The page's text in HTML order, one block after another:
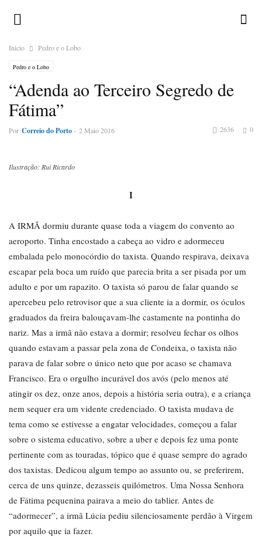
Inicio Pedro e o Lobo
Pedro e o Lobo
“Adenda ao Terceiro Segredo de
Fátima”
Por Correio do Porto- 2 Maio 2016 0
2636
Ilustração: Rui Ricardo
I
A IRMÃ dormiu durante quase toda a viagem do convento ao
aeroporto. Tinha encostado a cabeça ao vidro e adormeceu
embalada pelo monocórdio do taxista. Quando respirava, deixava
escapar pela boca um ruído que parecia brita a ser pisada por um
adulto e por um rapazito. O taxista só parou de falar quando se
apercebeu pelo retrovisor que a sua cliente ia a dormir, os óculos
graduados da freira balouçavam-lhe castamente na pontinha do
nariz. Mas a irmã não estava a dormir; resolveu fechar os olhos
quando estavam a passar pela zona de Condeixa, o taxista não
parava de falar sobre o único neto que por acaso se chamava
Francisco. Era o orgulho incurável dos avós (pelo menos até
atingir os dez, onze anos, depois a história seria outra), e a criança
nem sequer era um vidente credenciado. O taxista mudava de
tema como se estivesse a engatar velocidades, começou a falar
sobre o sistema educativo, sobre a uber e depois fez uma ponte
pertinente com as touradas, tópico que é quase sempre do agrado
dos taxistas. Dedicou algum tempo ao assunto ou, se preferirem,
cerca de uns quinze, dezasseis quilómetros. Uma Nossa Senhora
de Fátima pequenina pairava a meio do tablier. Antes de
“adormecer”, a irmã Lúcia pediu silenciosamente perdão à Virgem
por aquilo que ia fazer.